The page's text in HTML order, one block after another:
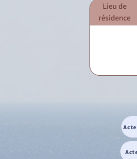
Lieu de
résidence
Acte